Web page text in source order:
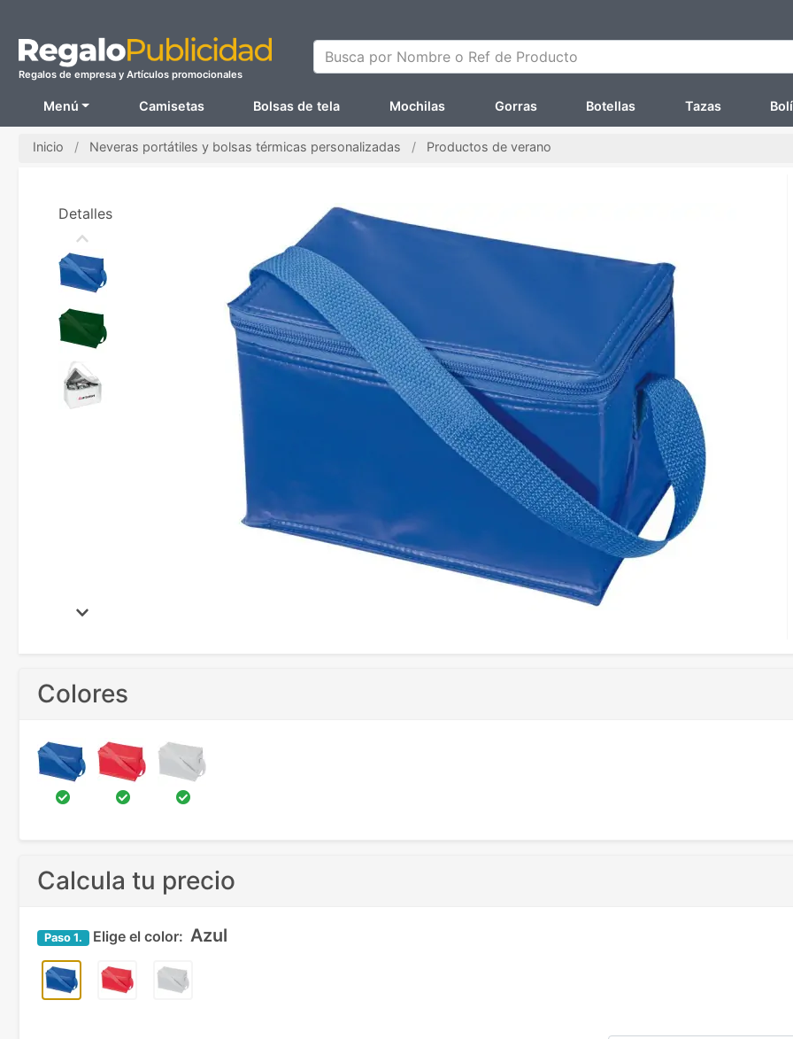
Regalos de empresa y Artículos promocionales
Busca por Nombre o Ref de Producto
Menú Camisetas Bolsas de tela Mochilas Gorras Botellas Tazas
Inicio Neveras portátiles y bolsas térmicas personalizadas Productos de verano
Detalles
Colores
Calcula tu precio
Paso 1. Elige el color: Azul